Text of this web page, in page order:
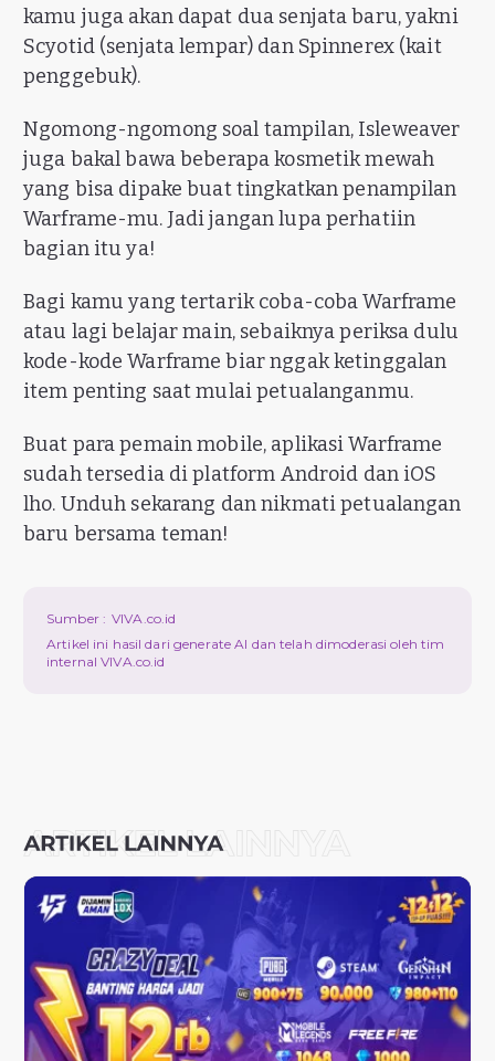
kamu juga akan dapat dua senjata baru, yakni
Scyotid (senjata lempar) dan Spinnerex (kait
penggebuk).
Ngomong-ngomong soal tampilan, Isleweaver
juga bakal bawa beberapa kosmetik mewah
yang bisa dipake buat tingkatkan penampilan
Warframe-mu. Jadi jangan lupa perhatiin
bagian itu ya!
Bagi kamu yang tertarik coba-coba Warframe
atau lagi belajar main, sebaiknya periksa dulu
kode-kode Warframe biar nggak ketinggalan
item penting saat mulai petualanganmu.
Buat para pemain mobile, aplikasi Warframe
sudah tersedia di platform Android dan iOS
lho. Unduh sekarang dan nikmati petualangan
baru bersama teman!
Sumber : VIVA.co.id
Artikel ini hasil dari generate AI dan telah dimoderasi oleh tim
internal VIVA.co.id